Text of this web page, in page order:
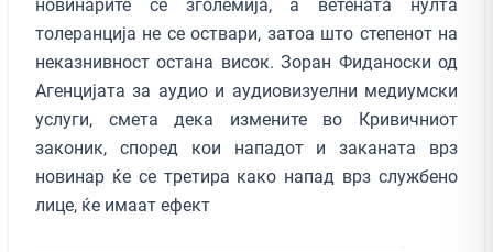
новинарите се зголемија, а ветената нулта
толеранција не се оствари, затоа што степенот на
неказнивност остана висок. Зоран Фиданоски од
Агенцијата за аудио и аудиовизуелни медиумски
услуги, смета дека измените во Кривичниот
законик, според кои нападот и заканата врз
новинар ќе се третира како напад врз службено
лице, ќе имаат ефект